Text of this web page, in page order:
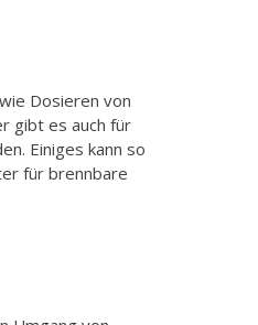
Dosieren von
gibt es auch für
Einiges kann so
für brennbare